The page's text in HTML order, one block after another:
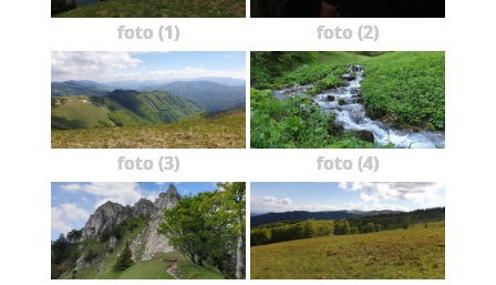
foto (1) foto (2)
foto (3) foto (4)